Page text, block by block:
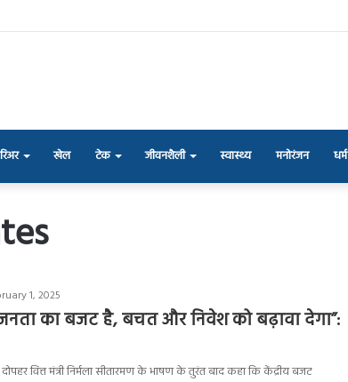
खेल टेक जीवनशैली स्वास्थ्य मनोरंजन धर्म
1, 2025
का बजट है, बचत और निवेश को बढ़ावा देगा”:
दोपहर वित्त मंत्री निर्मला सीतारमण के भाषण के तुरंत बाद कहा कि केंद्रीय बजट